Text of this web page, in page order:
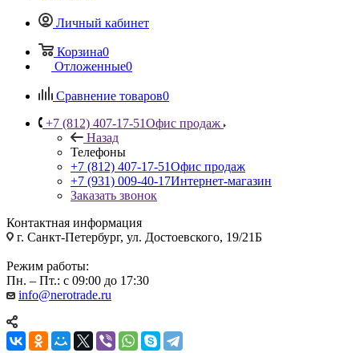
Личный кабинет
Корзина0
Отложенные0
Сравнение товаров0
+7 (812) 407-17-51Офис продаж
Назад
Телефоны
+7 (812) 407-17-51Офис продаж
+7 (931) 009-40-17Интернет-магазин
Заказать звонок
Контактная информация
г. Санкт-Петербург, ул. Достоевского, 19/21Б
Режим работы:
Пн. – Пт.: с 09:00 до 17:30
info@nerotrade.ru